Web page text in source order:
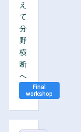
え
て
分
野
横
断
へ
Final
workshop